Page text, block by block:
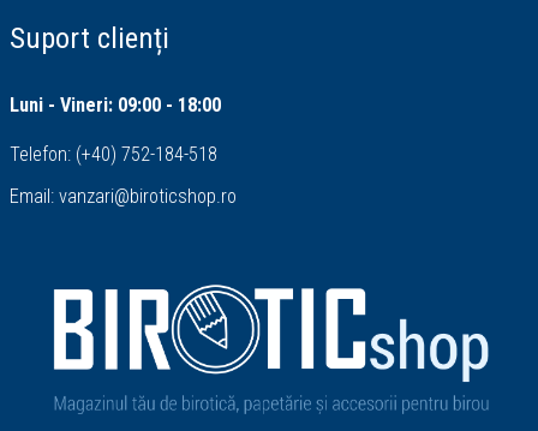
Suport clienți
Luni - Vineri: 09:00 - 18:00
Telefon: (+40) 752-184-518
Email: vanzari@biroticshop.ro